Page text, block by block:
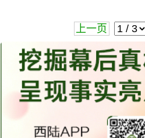
上一页